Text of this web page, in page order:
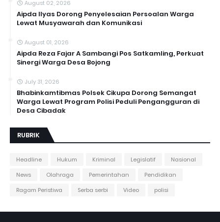
August 02, 2026
Aipda Ilyas Dorong Penyelesaian Persoalan Warga
Lewat Musyawarah dan Komunikasi
August 01, 2026
Aipda Reza Fajar A Sambangi Pos Satkamling, Perkuat
Sinergi Warga Desa Bojong
July 31, 2026
Bhabinkamtibmas Polsek Cikupa Dorong Semangat
Warga Lewat Program Polisi Peduli Pengangguran di
Desa Cibadak
RUBRIK
Headline Hukum Kriminal Legislatif
Nasional
News
Olahraga Pemerintahan
Pendidikan
Ragam Peristiwa
Serba serbi Video polisi